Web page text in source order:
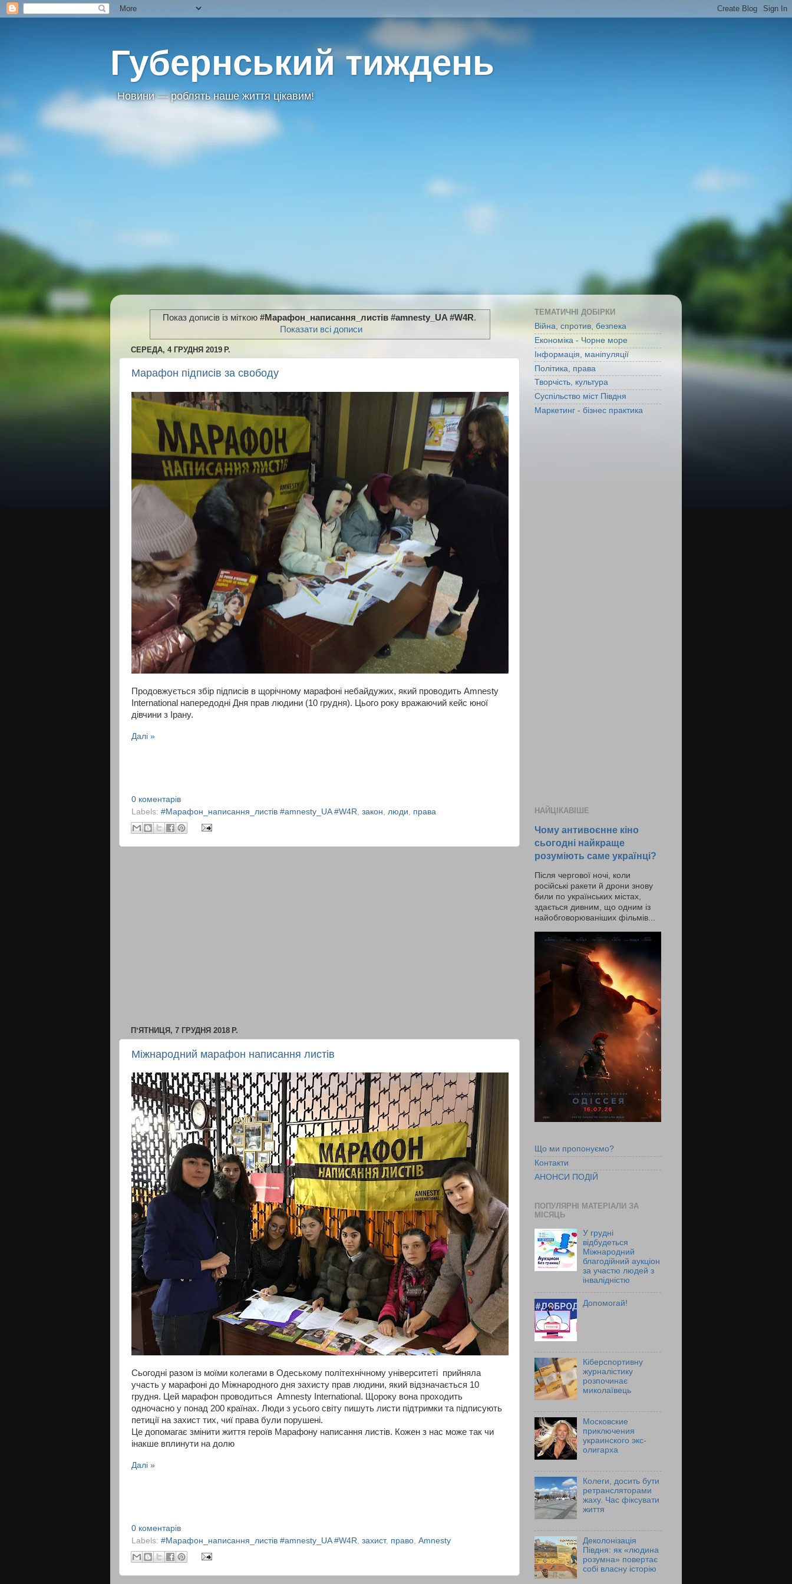
Губернський тиждень
Новини — роблять наше життя цікавим!
Показ дописів із міткою #Марафон_написання_листів #amnesty_UA #W4R.
Показати всі дописи
СЕРЕДА, 4 ГРУДНЯ 2019 Р.
Марафон підписів за свободу
Продовжується збір підписів в щорічному марафоні небайдужих, який проводить Amnesty
International напередодні Дня прав людини (10 грудня). Цього року вражаючий кейс юної
дівчини з Ірану.
Далі »
0 коментарів
Labels: #Марафон_написання_листів #amnesty_UA #W4R, закон, люди, права
ПʼЯТНИЦЯ, 7 ГРУДНЯ 2018 Р.
Міжнародний марафон написання листів
Сьогодні разом із моїми колегами в Одеському політехнічному університеті прийняла
участь у марафоні до Міжнародного дня захисту прав людини, який відзначається 10
грудня. Цей марафон проводиться Amnesty International. Щороку вона проходить
одночасно у понад 200 країнах. Люди з усього світу пишуть листи підтримки та підписують
петиції на захист тих, чиї права були порушені.
Це допомагає змінити життя героїв Марафону написання листів. Кожен з нас може так чи
інакше вплинути на долю
Далі »
0 коментарів
Labels: #Марафон_написання_листів #amnesty_UA #W4R, захист, право, Amnesty
ТЕМАТИЧНІ ДОБІРКИ
Війна, спротив, безпека
Економіка - Чорне море
Інформація, маніпуляції
Політика, права
Творчість, культура
Суспільство міст Півдня
Маркетинг - бізнес практика
НАЙЦІКАВІШЕ
Чому антивоєнне кіно
сьогодні найкраще
розуміють саме українці?
Після чергової ночі, коли
російські ракети й дрони знову
били по українських містах,
здається дивним, що одним із
найобговорюваніших фільмів...
Що ми пропонуємо?
Контакти
АНОНСИ ПОДІЙ
ПОПУЛЯРНІ МАТЕРІАЛИ ЗА
МІСЯЦЬ
У грудні
відбудеться
Міжнародний
благодійний аукціон
за участю людей з
інвалідністю
Допомогай!
Кіберспортивну
журналістику
розпочинає
миколаївець
Московские
приключения
украинского экс-
олигарха
Колеги, досить бути
ретрансляторами
жаху. Час фіксувати
життя
Деколонізація
Півдня: як «людина
розумна» повертає
собі власну історію